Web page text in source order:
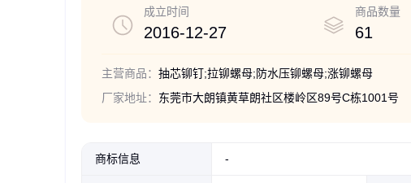
成立时间
2016-12-27
商品数量
61
主营商品： 抽芯铆钉;拉铆螺母;防水压铆螺母;涨铆螺母
厂家地址： 东莞市大朗镇黄草朗社区楼岭区89号C栋1001号
商标信息 -